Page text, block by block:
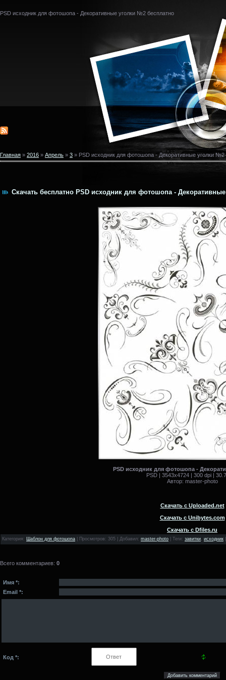
PSD исходник для фотошопа - Декоративные уголки №2 бесплатно
Главная » 2016 » Апрель » 3 » PSD исходник для фотошопа - Декоративные уголки №2
Скачать бесплатно PSD исходник для фотошопа -
PSD исходник для фотошопа -
PSD | 3543x4724 | 300 dpi |
Автор: master-photo
Скачать с Uploaded.net
Скачать с Unibytes.com
Скачать с Dfiles.ru
Категория : Шаблон для фотошопа Просмотров: 305 | Добавил: master-photo Теги: завитки, исходник
Всего комментариев: 0
Имя *:
Email *:
Код *: